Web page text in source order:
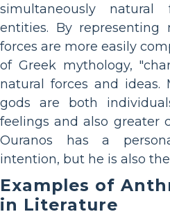
simultaneously
entities. By representing
forces are more easily
of Greek mythology,
natural forces and ideas.
gods are both
feelings and also greater
Ouranos has a
intention, but he is also
Examples of
in Literature